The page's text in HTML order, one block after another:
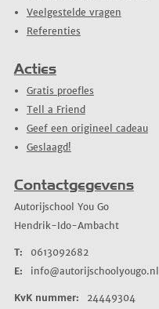
Veelgestelde vragen
Referenties
Acties
Gratis proefles
Tell a Friend
Geef een origineel cadeau
Geslaagd!
Contactgegevens
Autorijschool You Go
Hendrik-Ido-Ambacht
T:
0613092682
E:
info@autorijschoolyougo.nl
KvK nummer: 24449304